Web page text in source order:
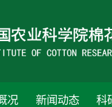
况 新闻动态 科